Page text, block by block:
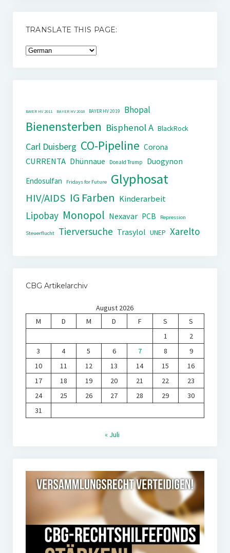
TRANSLATE THIS PAGE:
BAYER HV 2011 BAYER HV 2018 BAYER HV 2019 Bhopal
Bienensterben Bisphenol A BlackRock
Carl Duisberg CO-Pipeline Corona
CURRENTA Dhünnaue Donald Trump
Duogynon
Endosulfan
Fridays for Future Glyphosat
HIV/AIDS IG Farben Kinderarbeit
Lipobay Monopol Nexavar PCB Repression
Steuerflucht Tierversuche Trasylol UNEP Xarelto
CBG Artikelarchiv
August 2026
M
D M D F S
S
1
2
3
4 5 6 7 8
9
10
11 12 13 14 15
16
17
18 19 20 21 22
23
24
25 26 27 28 29
30
31
« Juli